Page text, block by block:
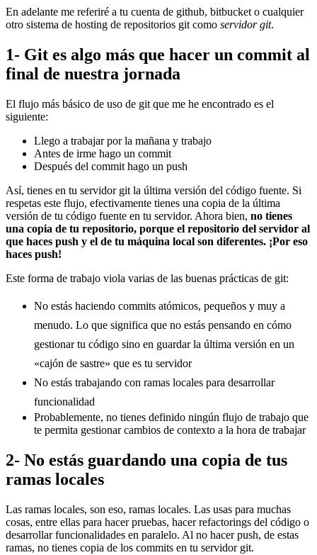
En adelante me referiré a tu cuenta de github, bitbucket o cualquier
otro sistema de hosting de repositorios git como servidor git.
1- Git es algo más que hacer un commit al
final de nuestra jornada
El flujo más básico de uso de git que me he encontrado es el
siguiente:
Llego a trabajar por la mañana y trabajo
Antes de irme hago un commit
Después del commit hago un push
Así, tienes en tu servidor git la última versión del código fuente. Si
respetas este flujo, efectivamente tienes una copia de la última
versión de tu código fuente en tu servidor. Ahora bien, no tienes
una copia de tu repositorio, porque el repositorio del servidor al
que haces push y el de tu máquina local son diferentes. ¡Por eso
haces push!
Este forma de trabajo viola varias de las buenas prácticas de git:
No estás haciendo commits atómicos, pequeños y muy a
menudo. Lo que significa que no estás pensando en cómo
gestionar tu código sino en guardar la última versión en un
«cajón de sastre» que es tu servidor
No estás trabajando con ramas locales para desarrollar
funcionalidad
Probablemente, no tienes definido ningún flujo de trabajo que
te permita gestionar cambios de contexto a la hora de trabajar
2- No estás guardando una copia de tus
ramas locales
Las ramas locales, son eso, ramas locales. Las usas para muchas
cosas, entre ellas para hacer pruebas, hacer refactorings del código o
desarrollar funcionalidades en paralelo. Al no hacer push, de estas
ramas, no tienes copia de los commits en tu servidor git.